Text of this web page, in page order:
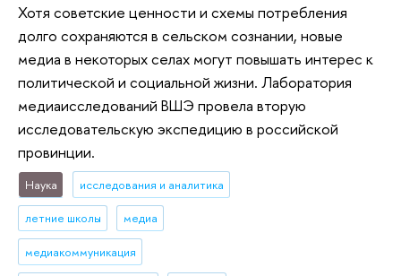
Хотя советские ценности и схемы потребления
долго сохраняются в сельском сознании, новые
медиа в некоторых селах могут повышать интерес к
политической и социальной жизни. Лаборатория
медиаисследований ВШЭ провела вторую
исследовательскую экспедицию в российской
провинции.
Наука исследования и аналитика
летние школы медиа
медиакоммуникация